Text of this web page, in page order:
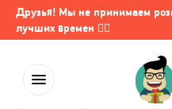
Друзья! Мы не принимаем
лучших времен 🤷‍♂️